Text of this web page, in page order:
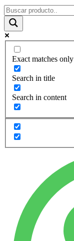
Exact matches only
Search in title
Search in content